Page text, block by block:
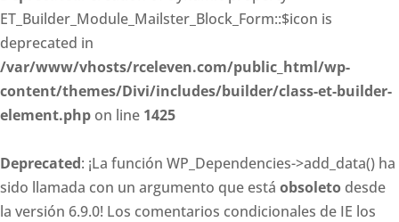
ET_Builder_Module_Mailster_Block_Form::$icon is
deprecated in
/var/www/vhosts/rceleven.com/public_html/wp-
content/themes/Divi/includes/builder/class-et-builder-
element.php on line 1425
Deprecated: ¡La función WP_Dependencies->add_data() ha
sido llamada con un argumento que está obsoleto desde
la versión 6.9.0! Los comentarios condicionales de IE los